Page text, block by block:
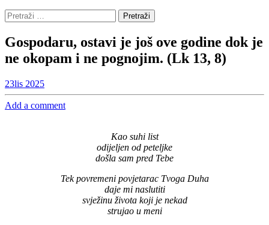
Pretraži:
Gospodaru, ostavi je još ove godine dok je
ne okopam i ne pognojim. (Lk 13, 8)
23lis 2025
Add a comment
Kao suhi list
odijeljen od peteljke
došla sam pred Tebe
Tek povremeni povjetarac Tvoga Duha
daje mi naslutiti
svježinu života koji je nekad
strujao u meni